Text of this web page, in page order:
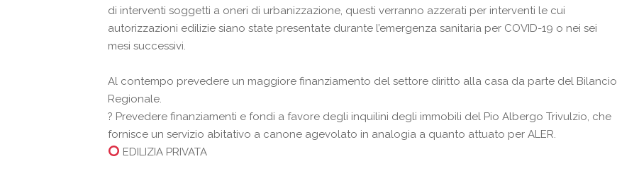
di interventi soggetti a oneri di urbanizzazione, questi verranno azzerati per interventi le cui
autorizzazioni edilizie siano state presentate durante l’emergenza sanitaria per COVID-19 o nei sei
mesi successivi.
Al contempo prevedere un maggiore finanziamento del settore diritto alla casa da parte del Bilancio
Regionale.
? Prevedere finanziamenti e fondi a favore degli inquilini degli immobili del Pio Albergo Trivulzio, che
fornisce un servizio abitativo a canone agevolato in analogia a quanto attuato per ALER.
EDILIZIA PRIVATA